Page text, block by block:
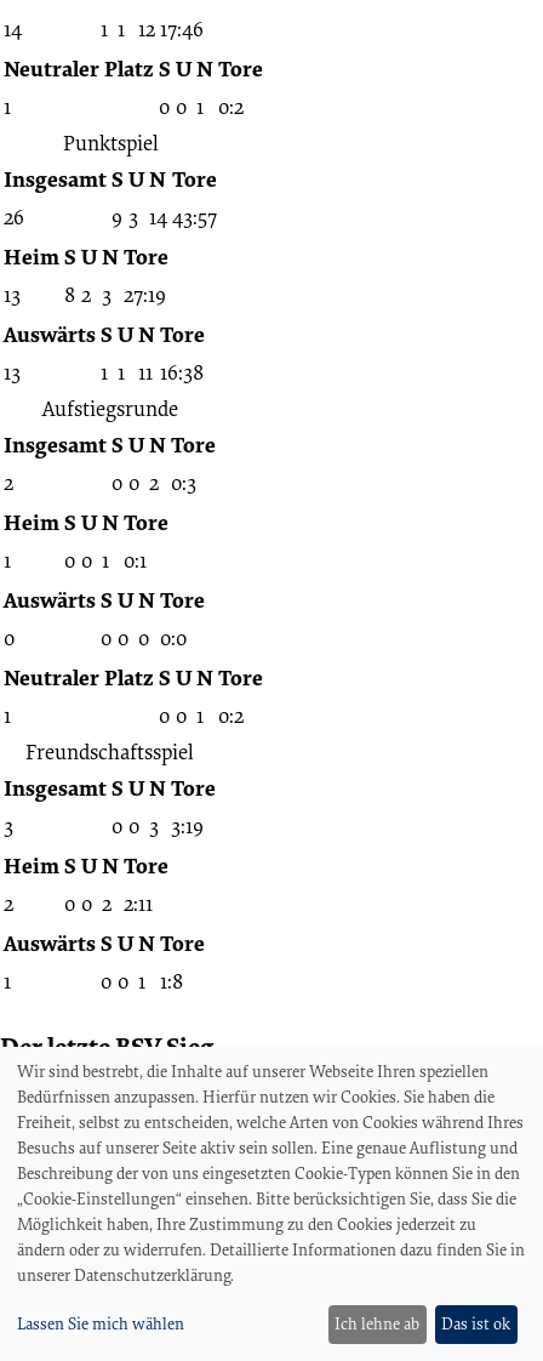
14 1 1 1217:46
Neutraler Platz S UNTore
1 0 0 1 0:2
Punktspiel
InsgesamtS UN Tore
26 9 3 1443:57
HeimS UNTore
13 8 2 3 27:19
AuswärtsS UNTore
13 1 1 11 16:38
Aufstiegsrunde
InsgesamtS UNTore
2 0 0 2 0:3
HeimS UNTore
1 0 0 1 0:1
AuswärtsS UNTore
0 0 0 0 0:0
Neutraler Platz S UNTore
1 0 0 1 0:2
Freundschaftsspiel
InsgesamtS UNTore
3 0 0 3 3:19
HeimS UNTore
2 0 0 2 2:11
AuswärtsS UNTore
1 0 0 1 1:8
Der letzte BSV Sieg
Vor 27 Jahren, einem Monat und 21 Tagen
07.04.1990
28. Spieltag
Oberliga Nord
Bremer SV
Wir sind bestrebt, die Inhalte auf unserer Webseite Ihren speziellen
Bedürfnissen anzupassen. Hierfür nutzen wir Cookies. Sie haben die
Freiheit, selbst zu entscheiden, welche Arten von Cookies während Ihres
Besuchs auf unserer Seite aktiv sein sollen. Eine genaue Auflistung und
Beschreibung der von uns eingesetzten Cookie-Typen können Sie in den
„Cookie-Einstellungen“ einsehen. Bitte berücksichtigen Sie, dass Sie die
Möglichkeit haben, Ihre Zustimmung zu den Cookies jederzeit zu
ändern oder zu widerrufen. Detaillierte Informationen dazu finden Sie in
unserer Datenschutzerklärung.
Lassen Sie mich wählen Ich lehne ab Das ist ok